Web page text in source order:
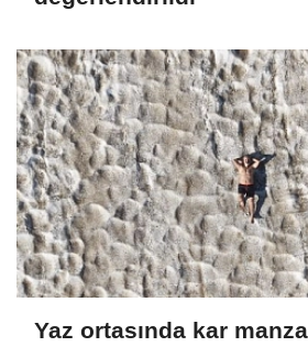
Yaz ortasında kar